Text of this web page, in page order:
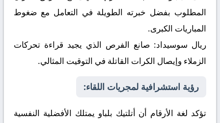
المطلوب بفضل خبرته الطويلة في التعامل مع ضغوط
المباريات الكبرى.
ريال سوسيداد: صانع الفرص الذي يجيد قراءة تحركات
الزملاء وإيصال الكرات القاتلة في التوقيت المثالي.
رؤية استشرافية لمجريات اللقاء:
تؤكد لغة الأرقام أن أتلتيك بلباو يمتلك الأفضلية النفسية